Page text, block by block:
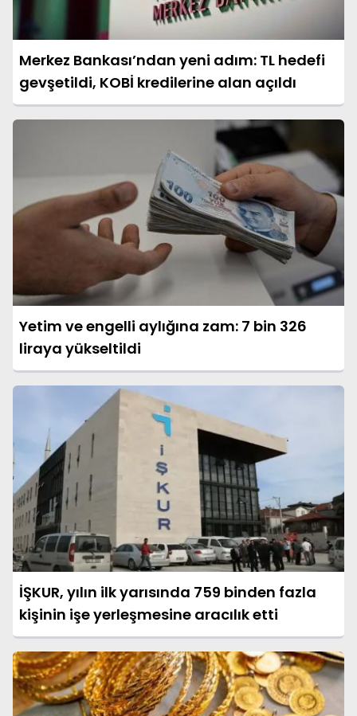
Merkez Bankası’ndan yeni adım: TL hedefi
gevşetildi, KOBİ kredilerine alan açıldı
Yetim ve engelli aylığına zam: 7 bin 326
liraya yükseltildi
İŞKUR, yılın ilk yarısında 759 binden fazla
kişinin işe yerleşmesine aracılık etti